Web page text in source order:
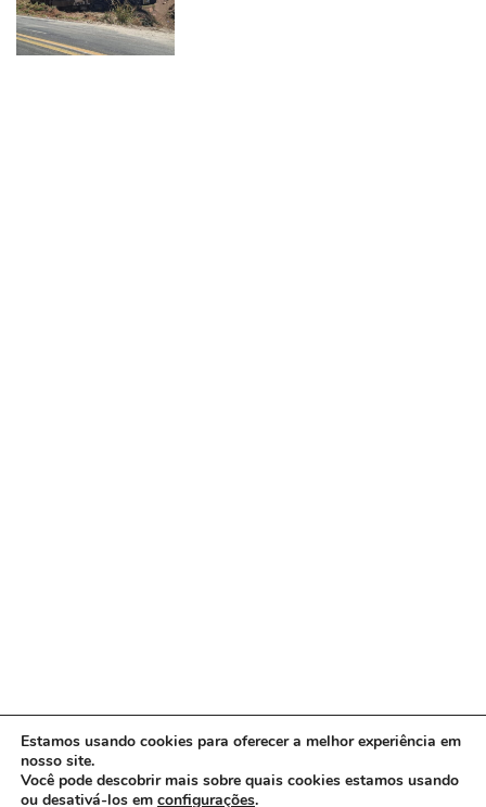
Estamos usando cookies para oferecer a melhor experiência em
nosso site.
Você pode descobrir mais sobre quais cookies estamos usando
ou desativá-los em configurações.